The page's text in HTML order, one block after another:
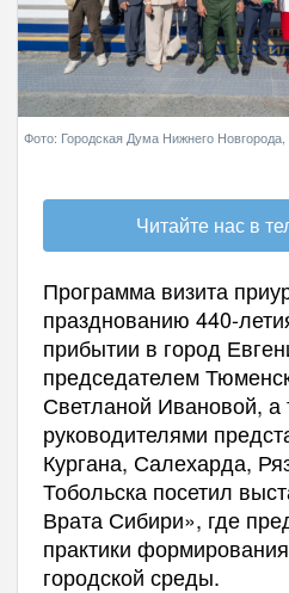
Фото: Городская Дума Нижнего
Читайте нас в
Программа визита
празднованию 440-
прибытии в город
председателем
Светланой Ивановой, а
руководителями
Кургана, Салехарда,
Тобольска посетил
Врата Сибири», где
практики
городской среды.